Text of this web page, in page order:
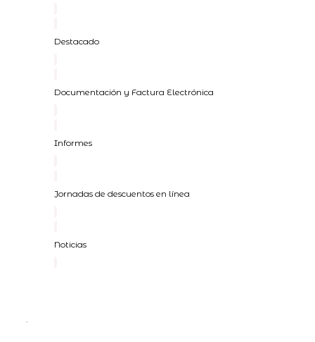
Destacado
Documentación y Factura Electrónica
Informes
Jornadas de descuentos en línea
Noticias